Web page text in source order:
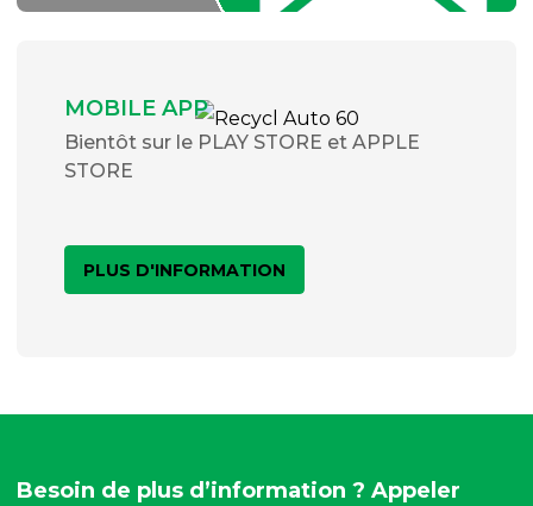
MOBILE APP
Bientôt sur le PLAY STORE et APPLE
STORE
PLUS D'INFORMATION
Besoin de plus d’information ? Appeler